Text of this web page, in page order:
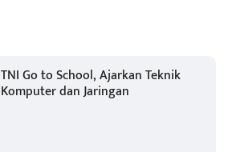
TNI Go to School, Ajarkan Teknik
Komputer dan Jaringan